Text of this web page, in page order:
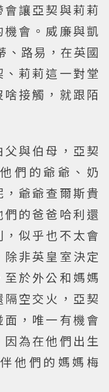
讓亞契與莉莉
會。威廉與凱
、路易，在英國
莉莉這一對堂
接觸，就跟陌
與伯母，亞契
們的爺爺、奶
爺爺查爾斯貴
的爸爸哈利還
似乎也不太會
非英皇室決定
於外公和媽媽
空交火，亞契
，唯一有機會
為在他們出生
他們的媽媽梅